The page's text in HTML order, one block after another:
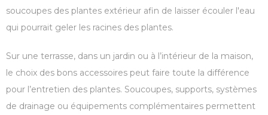
soucoupes des plantes extérieur afin de laisser écouler l'eau
qui pourrait geler les racines des plantes.
Sur une terrasse, dans un jardin ou à l’intérieur de la maison,
le choix des bons accessoires peut faire toute la différence
pour l’entretien des plantes. Soucoupes, supports, systèmes
de drainage ou équipements complémentaires permettent